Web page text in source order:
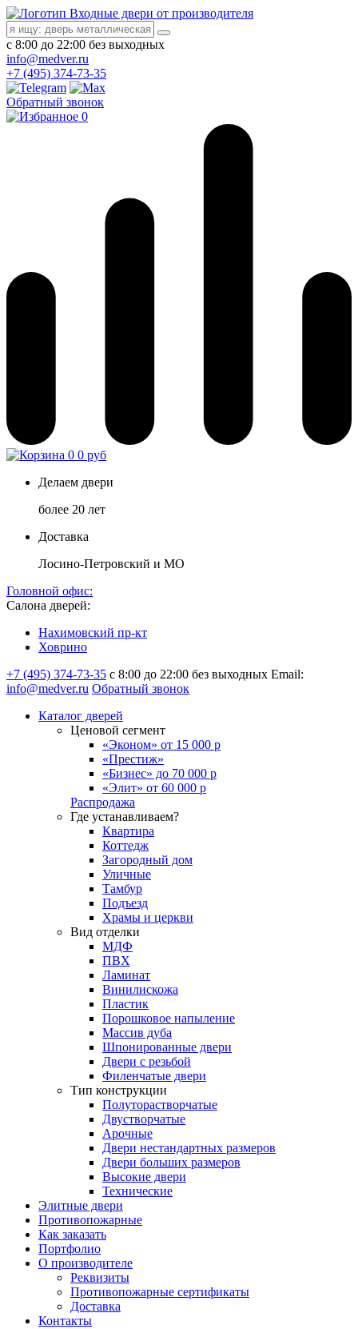
Входные двери от производителя
с 8:00 до 22:00 без выходных
info@medver.ru
+7 (495) 374-73-35
Обратный звонок
0
0 0 руб
Делаем двери
более 20 лет
Доставка
Лосино-Петровский и МО
Головной офис:
Салона дверей:
Нахимовский пр-кт
Ховрино
+7 (495) 374-73-35 с 8:00 до 22:00 без выходных Email:
info@medver.ru Обратный звонок
Каталог дверей
Ценовой сегмент
«Эконом» от 15 000 р
«Престиж»
«Бизнес» до 70 000 р
«Элит» от 60 000 р
Распродажа
Где устанавливаем?
Квартира
Коттедж
Загородный дом
Уличные
Тамбур
Подъезд
Храмы и церкви
Вид отделки
МДФ
ПВХ
Ламинат
Винилискожа
Пластик
Порошковое напыление
Массив дуба
Шпонированные двери
Двери с резьбой
Филенчатые двери
Тип конструкции
Полуторастворчатые
Двустворчатые
Арочные
Двери нестандартных размеров
Двери больших размеров
Высокие двери
Технические
Элитные двери
Противопожарные
Как заказать
Портфолио
О производителе
Реквизиты
Противопожарные сертификаты
Доставка
Контакты